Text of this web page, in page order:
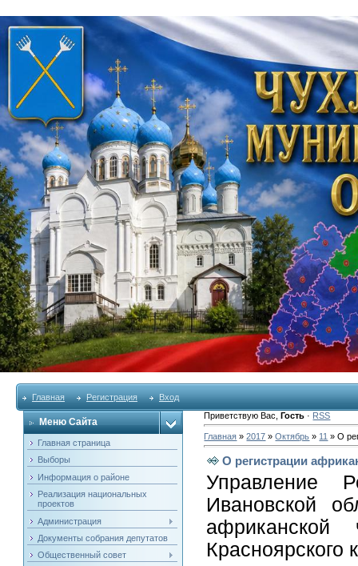
Главная Регистрация Вход
Меню Сайта
Главная страница
Выборы
Информация о районе
Реализация национальных
проектов
Администрация
Документы собрания депутатов
Общественный совет
Приветствую Вас ,Гость · RSS
Главная »2017 » Октябрь » 11 » О
О регистрации
Управление
Ивановской
Красноярского